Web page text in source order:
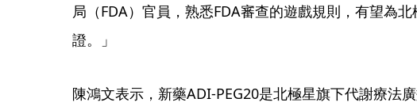
局（FDA）官員，熟悉FDA審查的遊戲規則，有望為
證。」
陳鴻文表示，新藥ADI-PEG20是北極星旗下代謝療法